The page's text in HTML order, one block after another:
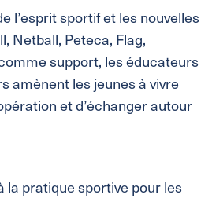
l’esprit sportif et les nouvelles
Netball, Peteca, Flag,
support, les éducateurs
amènent les jeunes à vivre
et d’échanger autour
la pratique sportive pour les